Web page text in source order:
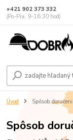
+421 902 373 332
(Po-Pia, 9-16:30 hod)
Úvod Spôsob
Spôsob